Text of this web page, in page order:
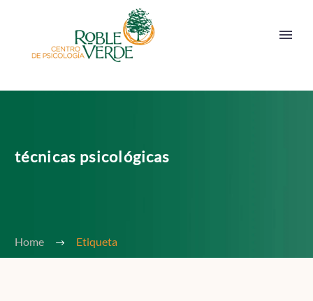
técnicas psicológicas
Home Etiqueta